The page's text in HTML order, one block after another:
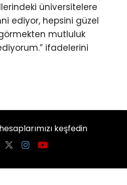
üniversitelere
ediyor, hepsini güzel
görmekten mutluluk
ifadelerini
keşfedin